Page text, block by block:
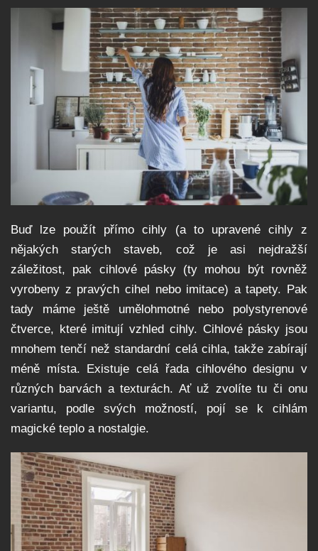
Buď lze použít přímo cihly (a to upravené cihly z
nějakých starých staveb, což je asi nejdražší
záležitost, pak cihlové pásky (ty mohou být rovněž
vyrobeny z pravých cihel nebo imitace) a tapety. Pak
tady máme ještě umělohmotné nebo polystyrenové
čtverce, které imitují vzhled cihly. Cihlové pásky jsou
mnohem tenčí než standardní celá cihla, takže zabírají
méně místa.
Existuje celá řada cihlového designu v
různých barvách a texturách. Ať už zvolíte tu či onu
variantu, podle svých možností, pojí se k cihlám
magické teplo a nostalgie.